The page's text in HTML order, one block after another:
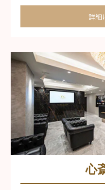
詳細
心